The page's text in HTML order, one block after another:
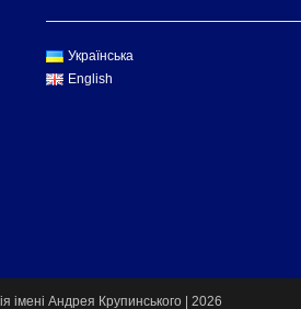
Українська
English
імені Андрея Крупинського | 2026